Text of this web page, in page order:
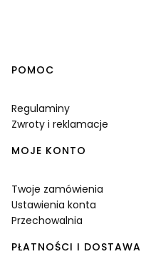
Linki w stopce
POMOC
Regulaminy
Zwroty i reklamacje
MOJE KONTO
Twoje zamówienia
Ustawienia konta
Przechowalnia
PŁATNOŚCI I DOSTAWA